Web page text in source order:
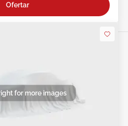
Ofertar
for more images